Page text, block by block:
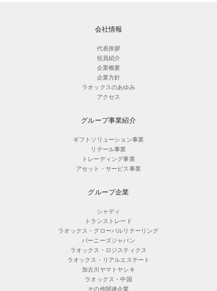
会社情報
代表挨拶
役員紹介
企業概要
企業方針
ラオックスのあゆみ
アクセス
グループ事業紹介
ギフトソリューション事業
リテール事業
トレーディング事業
アセット・サービス事業
グループ企業
シャディ
トランストレード
ラオックス・グローバルリテーリング
バーニーズジャパン
ラオックス・ロジスティクス
ラオックス・リアルエステート
加古川ヤマトヤシキ
ラオックス・中国
その他関連企業